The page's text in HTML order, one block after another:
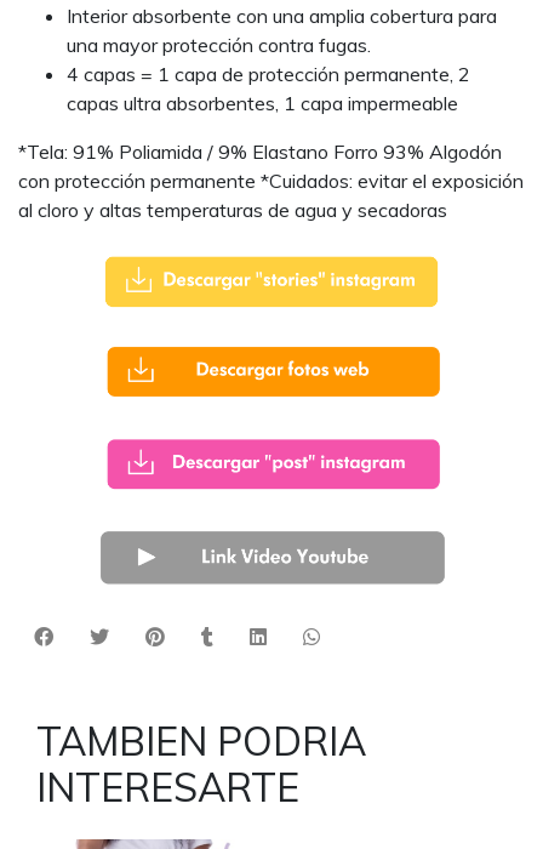
Interior absorbente con una amplia cobertura para
una mayor protección contra fugas.
4 capas = 1 capa de protección permanente, 2
capas ultra absorbentes, 1 capa impermeable
*Tela: 91% Poliamida / 9% Elastano Forro 93% Algodón
con protección permanente *Cuidados: evitar el exposición
al cloro y altas temperaturas de agua y secadoras
TAMBIEN PODRIA
INTERESARTE